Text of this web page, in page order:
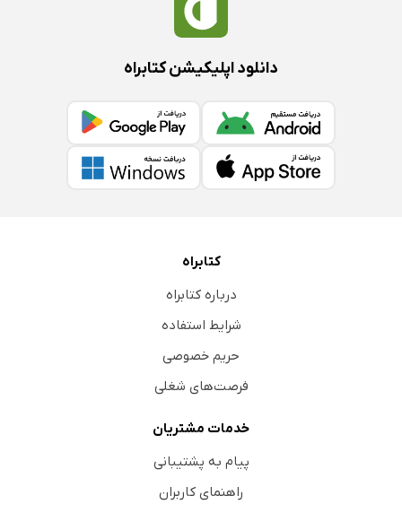
دانلود اپلیکیشن کتابراه
کتابراه
درباره کتابراه
شرایط استفاده
حریم خصوصی
فرصت‌های شغلی
خدمات مشتریان
پیام به پشتیبانی
راهنمای کاربران